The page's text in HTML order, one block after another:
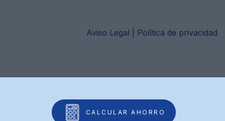
Aviso Legal Política de privacidad
CALCULAR AHORRO